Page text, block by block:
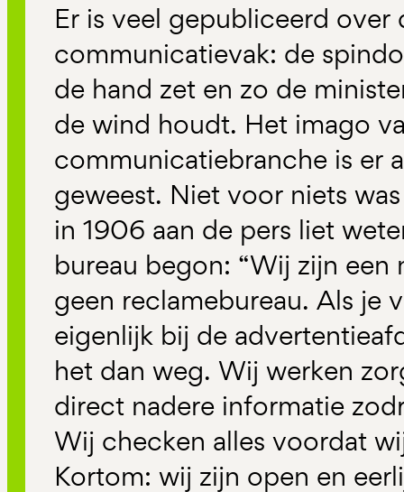
Er is veel gepubliceerd over
communicatievak: de
de hand zet en zo de
de wind houdt. Het imago
communicatiebranche is er
geweest. Niet voor niets
in 1906 aan de pers liet
bureau begon: “Wij zijn een
geen reclamebureau. Als je
eigenlijk bij de
het dan weg. Wij werken
direct nadere informatie
Wij checken alles voordat
Kortom: wij zijn open en